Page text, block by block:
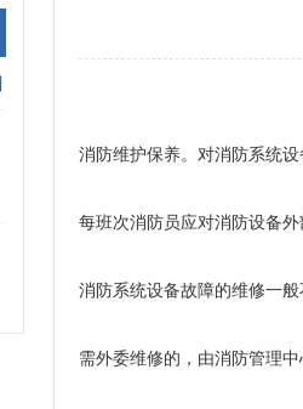
消防维护保养。对消防系统
每班次消防员应对消防设备
消防系统设备故障的维修一
需外委维修的，由消防管理